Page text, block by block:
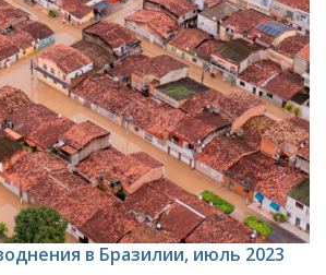
в Бразилии, июль 2023